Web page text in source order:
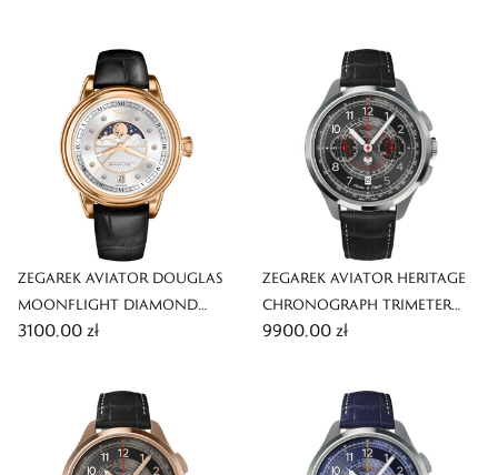
ZEGAREK AVIATOR DOUGLAS
MOONFLIGHT DIAMOND
EDITION
3100,00 zł
ZEGAREK AVIATOR HERITAGE
CHRONOGRAPH TRIMETER
POLISH LIMITED EDITION
9900,00 zł